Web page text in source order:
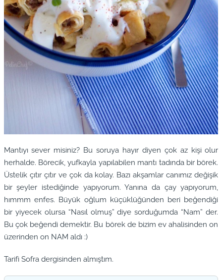
Mantıyı sever misiniz? Bu soruya hayır diyen çok az kişi olur
herhalde. Börecik, yufkayla yapılabilen mantı tadında bir börek.
Üstelik çıtır çıtır ve çok da kolay. Bazı akşamlar canımız değişik
bir şeyler istediğinde yapıyorum. Yanına da çay yapıyorum,
hımmm enfes. Büyük oğlum küçüklüğünden beri beğendiği
bir yiyecek olursa “Nasıl olmuş” diye sorduğumda “Nam” der.
Bu çok beğendi demektir. Bu börek de bizim ev ahalisinden on
üzerinden on NAM aldı :)
Tarifi Sofra dergisinden almıştım.